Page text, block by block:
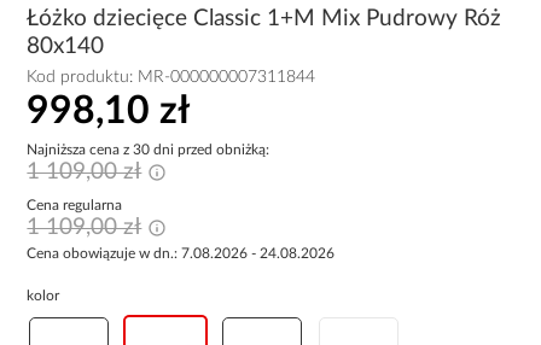
Łóżko dziecięce Classic 1+M Mix Pudrowy Róż
80x140
Kod produktu: MR-000000007311844
998,10 zł
Najniższa cena z 30 dni przed obniżką:
1 109,00 zł
Cena regularna
1 109,00 zł
Cena obowiązuje w dn.: 7.08.2026 - 24.08.2026
kolor